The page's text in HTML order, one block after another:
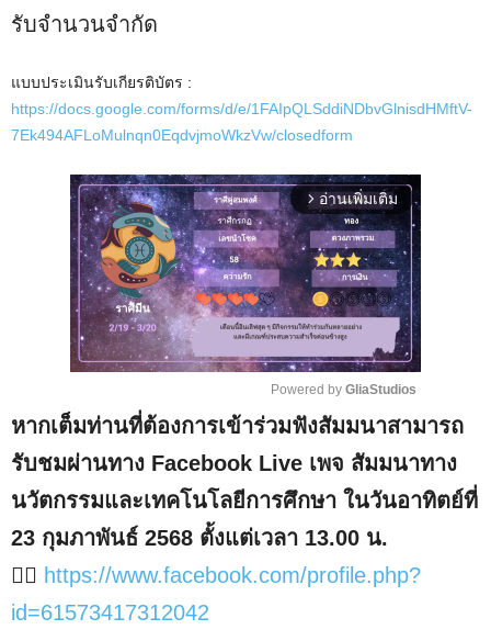
รับจำนวนจำกัด
แบบประเมินรับเกียรติบัตร :
https://docs.google.com/forms/d/e/1FAIpQLSddiNDbvGlnisdHMftV-
7Ek494AFLoMulnqn0EqdvjmoWkzVw/closedform
arrow_forward_ios อ่านเพิ่มเติม
M
e
Powered by GliaStudios
หากเต็มท่านที่ต้องการเข้าร่วมฟังสัมมนาสามารถ
รับชมผ่านทาง Facebook Live เพจ สัมมนาทาง
นวัตกรรมและเทคโนโลยีการศึกษา ในวันอาทิตย์ที่
23 กุมภาพันธ์ 2568 ตั้งแต่เวลา 13.00 น.
✍🏻 https://www.facebook.com/profile.php?
id=61573417312042